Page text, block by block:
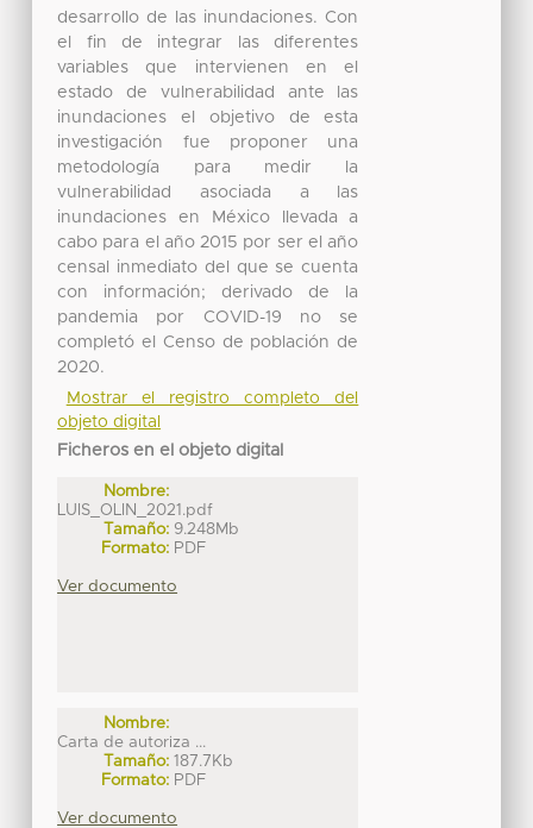
desarrollo de las inundaciones. Con
el fin de integrar las diferentes
variables que intervienen en el
estado de vulnerabilidad ante las
inundaciones el objetivo de esta
investigación fue proponer una
metodología para medir la
vulnerabilidad asociada a las
inundaciones en México llevada a
cabo para el año 2015 por ser el año
censal inmediato del que se cuenta
con información; derivado de la
pandemia por COVID-19 no se
completó el Censo de población de
2020.
Mostrar el registro completo del
objeto digital
Ficheros en el objeto digital
Nombre:
LUIS_OLIN_2021.pdf
Tamaño: 9.248Mb
Formato: PDF
Ver documento
Nombre:
Carta de autoriza ...
Tamaño: 187.7Kb
Formato: PDF
Ver documento